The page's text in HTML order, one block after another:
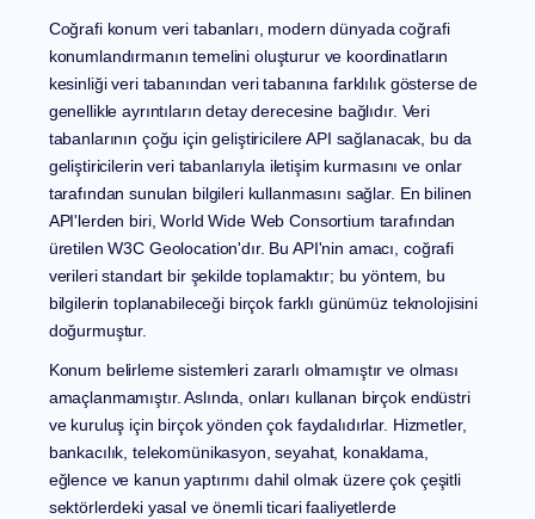
Coğrafi konum veri tabanları, modern dünyada coğrafi
konumlandırmanın temelini oluşturur ve koordinatların
kesinliği veri tabanından veri tabanına farklılık gösterse de
genellikle ayrıntıların detay derecesine bağlıdır. Veri
tabanlarının çoğu için geliştiricilere API sağlanacak, bu da
geliştiricilerin veri tabanlarıyla iletişim kurmasını ve onlar
tarafından sunulan bilgileri kullanmasını sağlar. En bilinen
API'lerden biri, World Wide Web Consortium tarafından
üretilen W3C Geolocation'dır. Bu API'nin amacı, coğrafi
verileri standart bir şekilde toplamaktır; bu yöntem, bu
bilgilerin toplanabileceği birçok farklı günümüz teknolojisini
doğurmuştur.
Konum belirleme sistemleri zararlı olmamıştır ve olması
amaçlanmamıştır. Aslında, onları kullanan birçok endüstri
ve kuruluş için birçok yönden çok faydalıdırlar. Hizmetler,
bankacılık, telekomünikasyon, seyahat, konaklama,
eğlence ve kanun yaptırımı dahil olmak üzere çok çeşitli
sektörlerdeki yasal ve önemli ticari faaliyetlerde